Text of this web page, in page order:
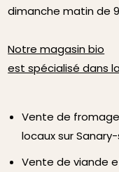
dimanche matin de
Notre magasin bio
est spécialisé dans
Vente de
locaux sur
Vente de viande